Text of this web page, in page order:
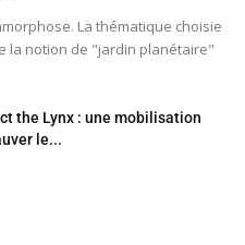
La thématique choisie
la notion de "jardin planétaire"
the Lynx : une mobilisation
le...